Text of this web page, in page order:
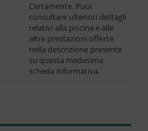
Certamente. Puoi
consultare ulteriori dettagli
relativi alla piscina e alle
altre prestazioni offerte
nella descrizione presente
su questa medesima
scheda informativa.